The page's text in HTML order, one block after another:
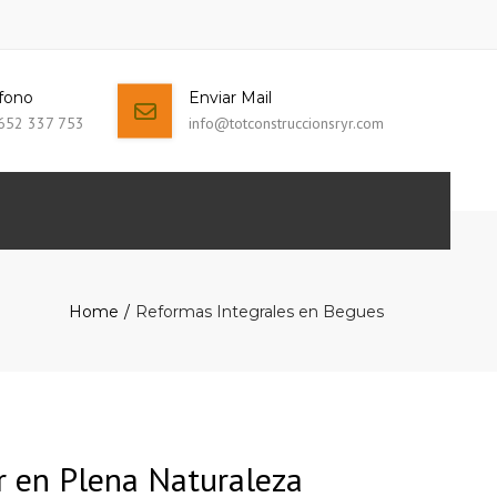
337 753
Enviar Mail
info@totconstruccionsryr.com
Home Reformas Integrales en Begues
en Plena Naturaleza